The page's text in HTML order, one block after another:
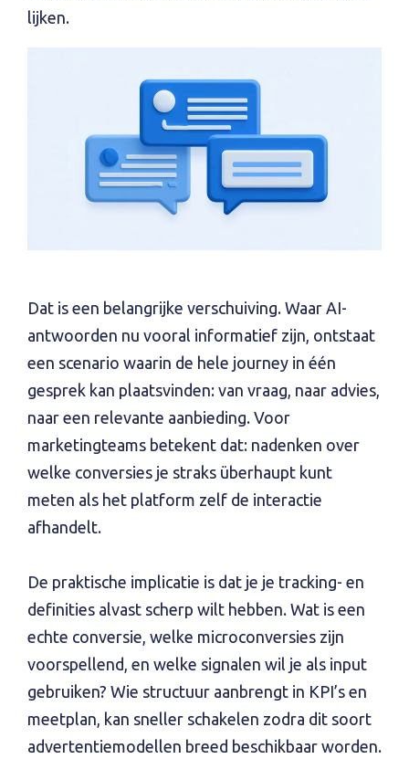
lijken.
Dat is een belangrijke verschuiving. Waar AI-
antwoorden nu vooral informatief zijn, ontstaat
een scenario waarin de hele journey in één
gesprek kan plaatsvinden: van vraag, naar advies,
naar een relevante aanbieding. Voor
marketingteams betekent dat: nadenken over
welke conversies je straks überhaupt kunt
meten als het platform zelf de interactie
afhandelt.
De praktische implicatie is dat je je tracking- en
definities alvast scherp wilt hebben. Wat is een
echte conversie, welke microconversies zijn
voorspellend, en welke signalen wil je als input
gebruiken? Wie structuur aanbrengt in KPI’s en
meetplan, kan sneller schakelen zodra dit soort
advertentiemodellen breed beschikbaar worden.